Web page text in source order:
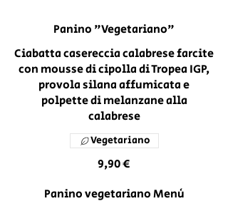
Panino "Vegetariano"
Ciabatta casereccia calabrese farcite
con mousse di cipolla di Tropea IGP,
provola silana affumicata e
polpette di melanzane alla
calabrese
9,90 €
Vegetariano
Panino vegetariano Menù